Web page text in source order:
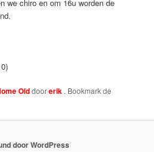
we chiro en om 16u worden de
Olddoorerik . Bookmark de
door WordPress